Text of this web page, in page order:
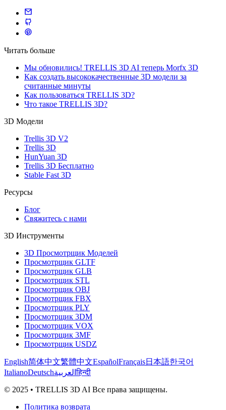
Читать больше
Мы обновились! TRELLIS 3D AI теперь Morfx 3D
Как создать высококачественные 3D модели за
считанные минуты
Как пользоваться TRELLIS 3D?
Что такое TRELLIS 3D?
3D Модели
Trellis 3D V2
Trellis 3D
HunYuan 3D
Trellis 3D Бесплатно
Stable Fast 3D
Ресурсы
Блог
Свяжитесь с нами
3D Инструменты
3D Просмотрщик Моделей
Просмотрщик GLTF
Просмотрщик GLB
Просмотрщик STL
Просмотрщик OBJ
Просмотрщик FBX
Просмотрщик PLY
Просмотрщик 3DM
Просмотрщик VOX
Просмотрщик 3MF
Просмотрщик USDZ
English简体中文繁體中文EspañolFrançais日本語한국어
ItalianoDeutschالعربيةहिन्दी
© 2025 • TRELLIS 3D AI Все права защищены.
Политика возврата